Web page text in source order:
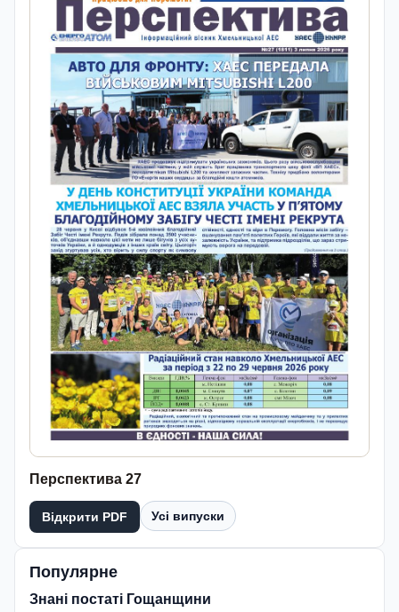
Перспектива 27
Відкрити PDF Усі випуски
Популярне
Знані постаті Гощанщини